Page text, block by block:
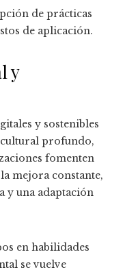
de prácticas
de aplicación.
y
y sostenibles
profundo,
fomenten
mejora constante,
y una adaptación
en habilidades
se vuelve